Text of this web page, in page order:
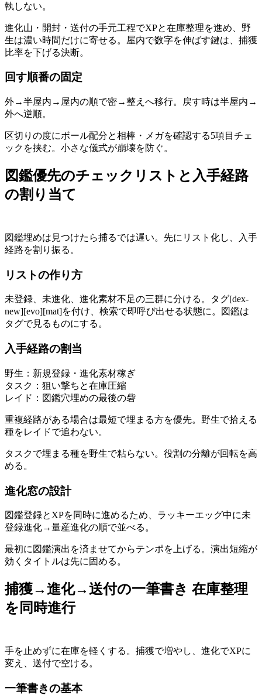
執しない。
進化山・開封・送付の手元工程でXPと在庫整理を進め、野
生は濃い時間だけに寄せる。屋内で数字を伸ばす鍵は、捕獲
比率を下げる決断。
回す順番の固定
外→半屋内→屋内の順で密→整えへ移行。戻す時は半屋内→
外へ逆順。
区切りの度にボール配分と相棒・メガを確認する5項目チェ
ックを挟む。小さな儀式が崩壊を防ぐ。
図鑑優先のチェックリストと入手経路
の割り当て
図鑑埋めは見つけたら捕るでは遅い。先にリスト化し、入手
経路を割り振る。
リストの作り方
未登録、未進化、進化素材不足の三群に分ける。タグ[dex-
new][evo][mat]を付け、検索で即呼び出せる状態に。図鑑は
タグで見るものにする。
入手経路の割当
野生：新規登録・進化素材稼ぎ
タスク：狙い撃ちと在庫圧縮
レイド：図鑑穴埋めの最後の砦
重複経路がある場合は最短で埋まる方を優先。野生で拾える
種をレイドで追わない。
タスクで埋まる種を野生で粘らない。役割の分離が回転を高
める。
進化窓の設計
図鑑登録とXPを同時に進めるため、ラッキーエッグ中に未
登録進化→量産進化の順で並べる。
最初に図鑑演出を済ませてからテンポを上げる。演出短縮が
効くタイトルは先に固める。
捕獲→進化→送付の一筆書き 在庫整理
を同時進行
手を止めずに在庫を軽くする。捕獲で増やし、進化でXPに
変え、送付で空ける。
一筆書きの基本